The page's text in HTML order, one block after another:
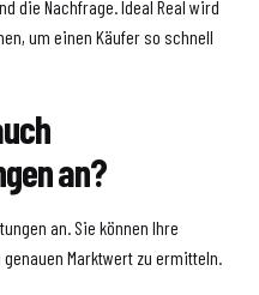
die Nachfrage. Ideal Real wird
um einen Käufer so schnell
an?
an. Sie können Ihre
Marktwert zu ermitteln.